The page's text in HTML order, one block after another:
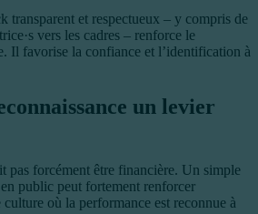
transparent et respectueux – y compris de
vers les cadres – renforce le
Il favorise la confiance et l’identification à
un levier
pas forcément être financière. Un simple
public peut fortement renforcer
culture où la performance est reconnue à